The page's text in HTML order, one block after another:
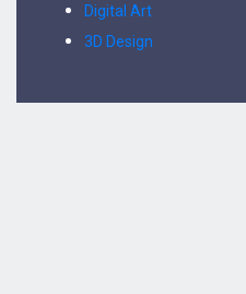
Digital Art
3D Design